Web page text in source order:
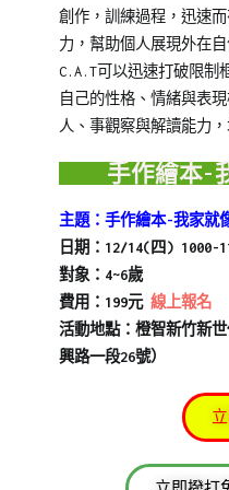
創作，訓練過程，迅速
力，幫助個人展現外在
C.A.T可以迅速打破限制
自己的性格、情緒與表
人、事觀察與解讀能力
手作繪本-
主題：手作繪本-我家就
日期：12/14(四) 1000-
對象：4~6歲
費用：199元 線上報名
活動地點：橙智新竹新
興路一段26號）